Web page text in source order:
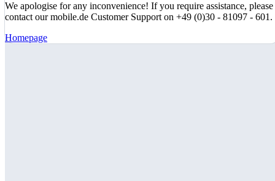
We apologise for any inconvenience! If you require assistance, please
contact our mobile.de Customer Support on +49 (0)30 - 81097 - 601.
Homepage